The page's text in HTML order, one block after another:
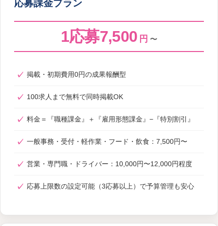
応募課金プラン
1応募7,500 円 〜
掲載・初期費用0円の成果報酬型
100求人まで無料で同時掲載OK
料金＝『職種課金』＋『雇用形態課金』−『特別割引』
一般事務・受付・軽作業・フード・飲食：7,500円〜
営業・専門職・ドライバー：10,000円〜12,000円程度
応募上限数の設定可能（3応募以上）で予算管理も安心